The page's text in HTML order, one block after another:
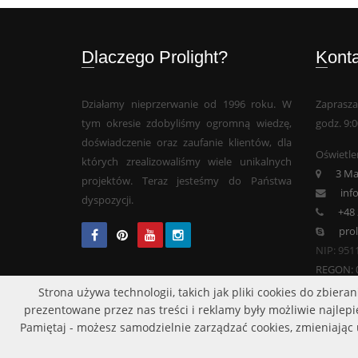
Dlaczego Prolight?
Działamy nieprzerwanie od 1996 roku. W
tym okresie zdobyliśmy ogromną wiedzę,
doświadczenie oraz zaufanie klientów, dla
których zrealizowaliśmy wiele unikalnych
projektów. Teraz jesteśmy do Państwa
dyspozycji.
godz.
3
+48
NIP:
REGON:
Strona używa technologii, takich jak pliki cookies do
prezentowane przez nas treści i reklamy były możliwie
Pamiętaj - możesz samodzielnie zarządzać cookies,